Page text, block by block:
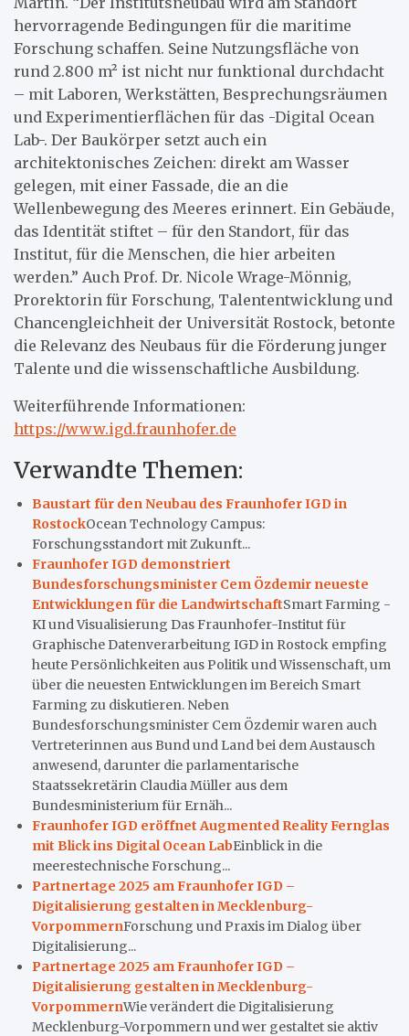
hervorragende Bedingungen für die maritime
Forschung schaffen. Seine Nutzungsfläche von
rund 2.800 m² ist nicht nur funktional durchdacht
– mit Laboren, Werkstätten, Besprechungsräumen
und Experimentierflächen für das -Digital Ocean
Lab-. Der Baukörper setzt auch ein
architektonisches Zeichen: direkt am Wasser
gelegen, mit einer Fassade, die an die
Wellenbewegung des Meeres erinnert. Ein Gebäude,
das Identität stiftet – für den Standort, für das
Institut, für die Menschen, die hier arbeiten
werden.” Auch Prof. Dr. Nicole Wrage-Mönnig,
Prorektorin für Forschung, Talententwicklung und
Chancengleichheit der Universität Rostock, betonte
die Relevanz des Neubaus für die Förderung junger
Talente und die wissenschaftliche Ausbildung.
Weiterführende Informationen:
https://www.igd.fraunhofer.de
Verwandte Themen:
Baustart für den Neubau des Fraunhofer IGD in
RostockOcean Technology Campus:
Forschungsstandort mit Zukunft...
Fraunhofer IGD demonstriert
Bundesforschungsminister Cem Özdemir neueste
Entwicklungen für die LandwirtschaftSmart Farming -
KI und Visualisierung Das Fraunhofer-Institut für
Graphische Datenverarbeitung IGD in Rostock empfing
heute Persönlichkeiten aus Politik und Wissenschaft, um
über die neuesten Entwicklungen im Bereich Smart
Farming zu diskutieren. Neben
Bundesforschungsminister Cem Özdemir waren auch
Vertreterinnen aus Bund und Land bei dem Austausch
anwesend, darunter die parlamentarische
Staatssekretärin Claudia Müller aus dem
Bundesministerium für Ernäh...
Fraunhofer IGD eröffnet Augmented Reality Fernglas
mit Blick ins Digital Ocean LabEinblick in die
meerestechnische Forschung...
Partnertage 2025 am Fraunhofer IGD –
Digitalisierung gestalten in Mecklenburg-
VorpommernForschung und Praxis im Dialog über
Digitalisierung...
Partnertage 2025 am Fraunhofer IGD –
Digitalisierung gestalten in Mecklenburg-
VorpommernWie verändert die Digitalisierung
Mecklenburg-Vorpommern und wer gestaltet sie aktiv